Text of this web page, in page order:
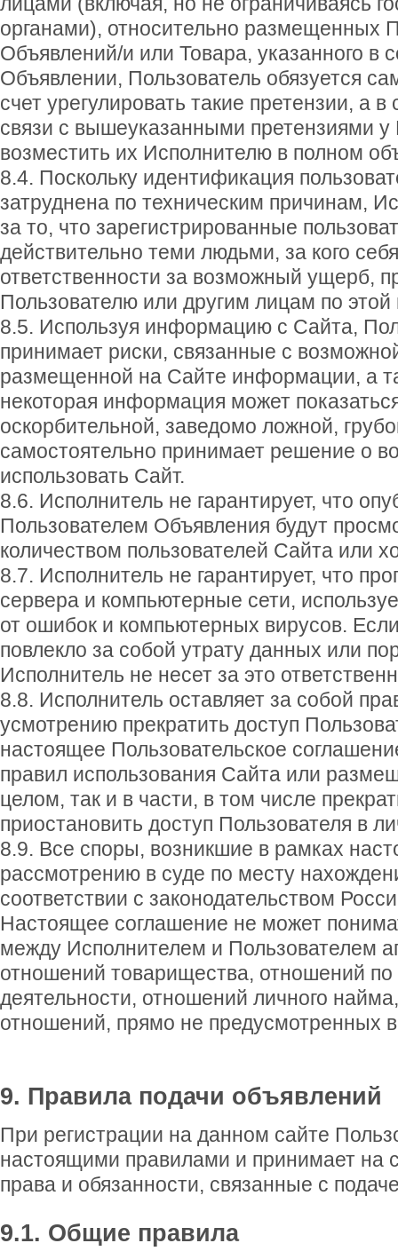
органами), относительно размещенных
Объявлений/и или Товара, указанного в
Объявлении, Пользователь обязуется
счет урегулировать такие претензии, а
связи с вышеуказанными претензиями у
возместить их Исполнителю в полном
8.4. Поскольку идентификация
затруднена по техническим причинам,
за то, что зарегистрированные
действительно теми людьми, за кого
ответственности за возможный ущерб,
Пользователю или другим лицам по этой
8.5. Используя информацию с Сайта,
принимает риски, связанные с
размещенной на Сайте информации, а
некоторая информация может
оскорбительной, заведомо ложной,
самостоятельно принимает решение о
использовать Сайт.
8.6. Исполнитель не гарантирует, что
Пользователем Объявления будут
количеством пользователей Сайта или
8.7. Исполнитель не гарантирует, что
сервера и компьютерные сети,
от ошибок и компьютерных вирусов.
повлекло за собой утрату данных или
Исполнитель не несет за это
8.8. Исполнитель оставляет за собой
усмотрению прекратить доступ
настоящее Пользовательское
правил использования Сайта или
целом, так и в части, в том числе
приостановить доступ Пользователя в
8.9. Все споры, возникшие в рамках
рассмотрению в суде по месту
соответствии с законодательством
Настоящее соглашение не может
между Исполнителем и Пользователем
отношений товарищества, отношений по
деятельности, отношений личного
отношений, прямо не предусмотренных
9. Правила подачи объявлений
При регистрации на данном сайте
настоящими правилами и принимает на
права и обязанности, связанные с
9.1. Общие правила